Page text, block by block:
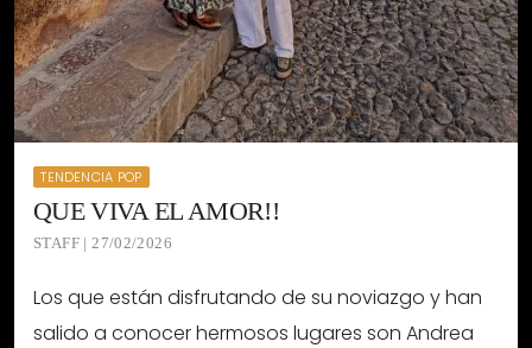
TENDENCIA POP
QUE VIVA EL AMOR!!
STAFF | 27/02/2026
Los que están disfrutando de su noviazgo y han
salido a conocer hermosos lugares son Andrea